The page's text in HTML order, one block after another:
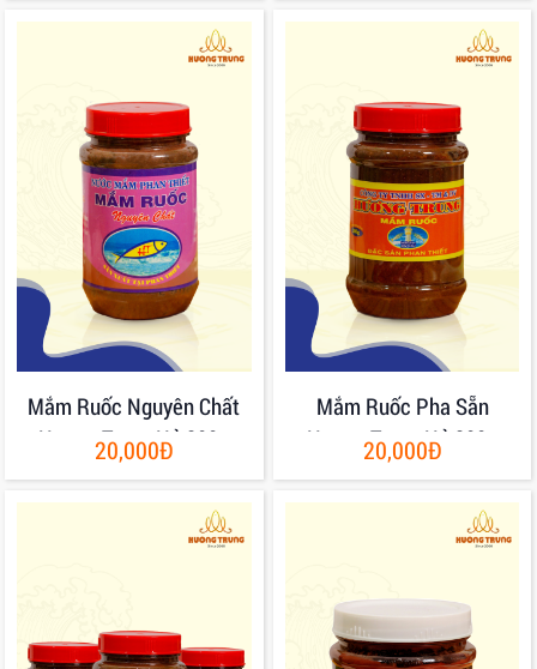
Mắm Ruốc Nguyên Chất
Hương Trung Hủ 200g
20,000Đ
Mắm Ruốc Pha Sẵn
Hương Trung Hủ 200g
20,000Đ